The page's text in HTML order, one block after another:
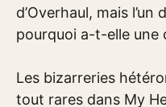
d’Overhaul, mais l’un
pourquoi a-t-elle une
Les bizarreries
tout rares dans My